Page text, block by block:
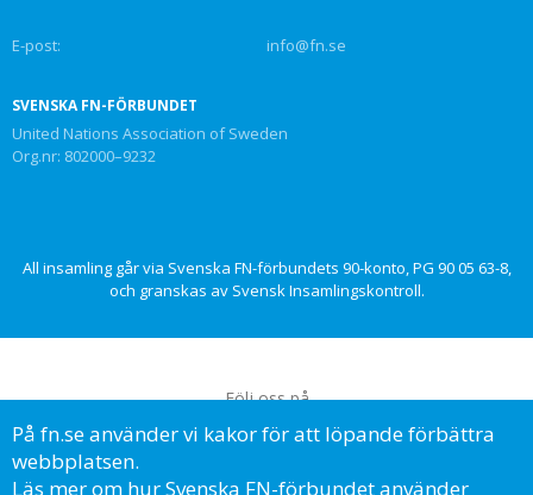
E-post: info@fn.se
SVENSKA FN-FÖRBUNDET
United Nations Association of Sweden
Org.nr: 802000–9232
All insamling går via Svenska FN-förbundets 90-konto, PG 90 05 63-8,
och granskas av Svensk Insamlingskontroll.
Följ oss på
På fn.se använder vi kakor för att löpande förbättra
webbplatsen.
Läs mer om hur Svenska FN-förbundet använder